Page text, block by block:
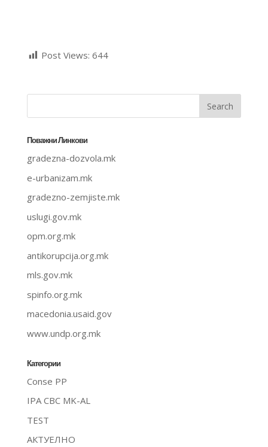
Post Views: 644
Поважни Линкови
gradezna-dozvola.mk
e-urbanizam.mk
gradezno-zemjiste.mk
uslugi.gov.mk
opm.org.mk
antikorupcija.org.mk
mls.gov.mk
spinfo.org.mk
macedonia.usaid.gov
www.undp.org.mk
Категории
Conse PP
IPA CBC MK-AL
TEST
АКТУЕЛНО